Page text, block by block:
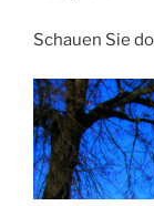
Schauen Sie